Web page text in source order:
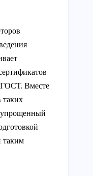
ГОСТ. Вместе
таких
упрощенный
таким